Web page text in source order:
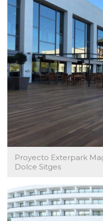
Proyecto Exterpark
Dolce Sitges